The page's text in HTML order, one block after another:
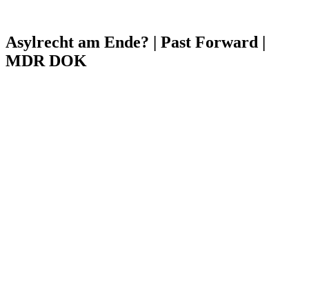
Asylrecht am Ende? | Past Forward |
MDR DOK